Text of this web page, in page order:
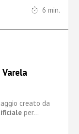
6 min.
creato da
per...